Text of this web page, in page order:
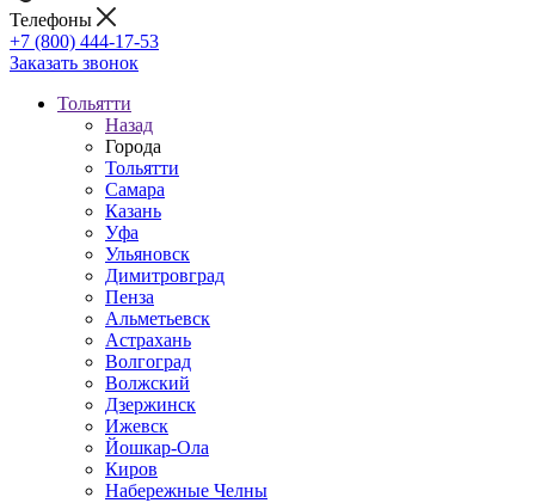
Телефоны
+7 (800) 444-17-53
Заказать звонок
Тольятти
Назад
Города
Тольятти
Самара
Казань
Уфа
Ульяновск
Димитровград
Пенза
Альметьевск
Астрахань
Волгоград
Волжский
Дзержинск
Ижевск
Йошкар-Ола
Киров
Набережные Челны